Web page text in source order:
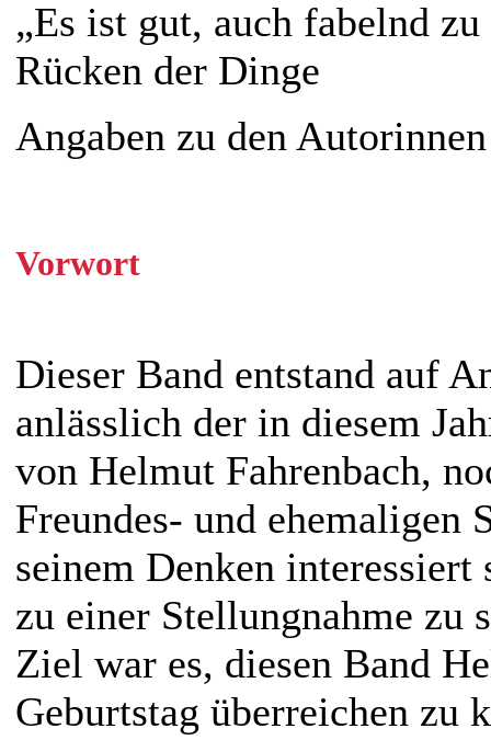
„Es ist gut, auch fabelnd
Rücken der Dinge
Angaben zu den
Vorwort
Dieser Band entstand auf
anlässlich der in diesem
von Helmut Fahrenbach,
Freundes- und ehemaligen
seinem Denken
zu einer Stellungnahme zu
Ziel war es, diesen Band
Geburtstag überreichen zu